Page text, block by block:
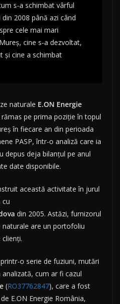
s-a schimbat vârful
2008 până azi când
cele mai mari
cine s-a dezvoltat,
și cine a schimbat
naturale E.ON Energie
rămas pe prima poziție în topul
în fiecare an din perioada
PASP, într-o analiză care ia
depus deja bilanțul pe anul
date disponibile.
această activitate în jurul
cu
din 2005. Astăzi, furnizorul
naturale are un portofoliu
o serie de fuziuni, mutări
cum ar fi cazul
(RO37762847), care a fost
E.ON Energie România,